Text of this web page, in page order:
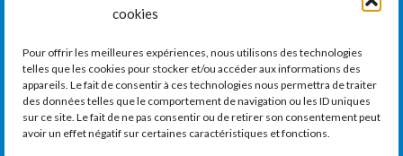
cookies
Pour offrir les meilleures expériences, nous utilisons des technologies
telles que les cookies pour stocker et/ou accéder aux informations des
appareils. Le fait de consentir à ces technologies nous permettra de traiter
des données telles que le comportement de navigation ou les ID uniques
sur ce site. Le fait de ne pas consentir ou de retirer son consentement peut
avoir un effet négatif sur certaines caractéristiques et fonctions.
LA CHAMBRE DE COMMERCE ET D’INDUSTRIE
DE VAUDREUIL-SOULANGES
11, boul. de la Cité-des-Jeunes, Suite 201